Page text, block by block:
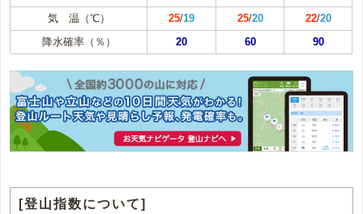
気 温（℃） 25/19 25/20 22/20
降水確率（％）
20 60 90
[登山指数について]